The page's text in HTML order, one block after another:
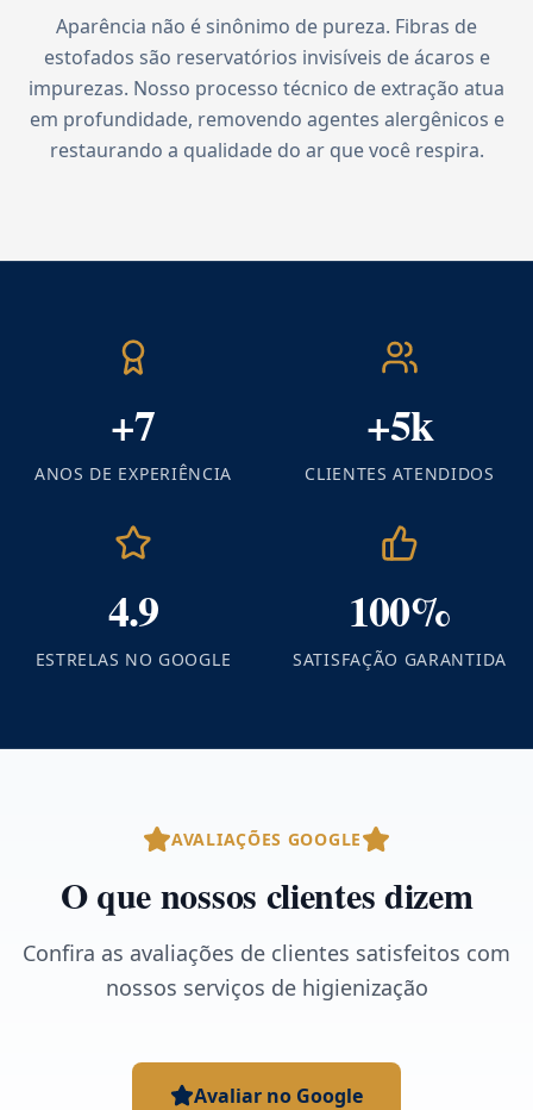
Aparência não é sinônimo de pureza. Fibras de
estofados são reservatórios invisíveis de ácaros e
impurezas. Nosso processo técnico de extração atua
em profundidade, removendo agentes alergênicos e
restaurando a qualidade do ar que você respira.
+7
ANOS DE EXPERIÊNCIA
+5k
CLIENTES ATENDIDOS
4.9
ESTRELAS NO GOOGLE
100%
SATISFAÇÃO GARANTIDA
AVALIAÇÕES GOOGLE
O que nossos clientes dizem
Confira as avaliações de clientes satisfeitos com
nossos serviços de higienização
Avaliar no Google